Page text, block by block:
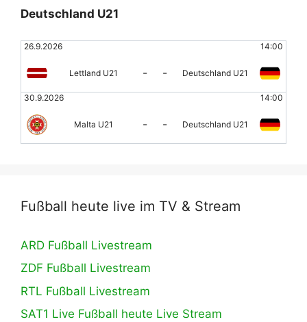
Deutschland U21
26.9.2026 14:00
Lettland U21 - - Deutschland U21
30.9.2026 14:00
Malta U21 - - Deutschland U21
Fußball heute live im TV & Stream
ARD Fußball Livestream
ZDF Fußball Livestream
RTL Fußball Livestream
SAT1 Live Fußball heute Live Stream